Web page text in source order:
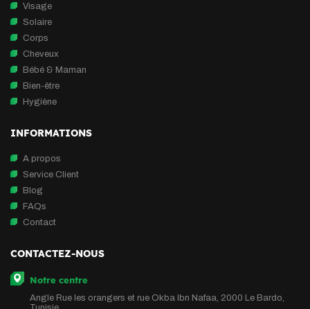
Visage
Solaire
Corps
Cheveux
Bébé & Maman
Bien-être
Hygiène
INFORMATIONS
A propos
Service Client
Blog
FAQs
Contact
CONTACTEZ-NOUS
Notre centre
Angle Rue les orangers et rue Okba Ibn Nafaa, 2000 Le Bardo,